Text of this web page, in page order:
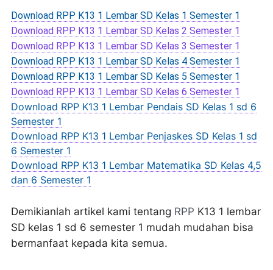
Download RPP K13 1 Lembar SD Kelas 1 Semester 1
Download RPP K13 1 Lembar SD Kelas 2 Semester 1
Download RPP K13 1 Lembar SD Kelas 3 Semester 1
Download RPP K13 1 Lembar SD Kelas 4 Semester 1
Download RPP K13 1 Lembar SD Kelas 5 Semester 1
Download RPP K13 1 Lembar SD Kelas 6 Semester 1
Download RPP K13 1 Lembar Pendais SD Kelas 1 sd 6
Semester 1
Download RPP K13 1 Lembar Penjaskes SD Kelas 1 sd
6 Semester 1
Download RPP K13 1 Lembar Matematika SD Kelas 4,5
dan 6 Semester 1
Demikianlah artikel kami tentang RPP K13 1 lembar
SD kelas 1 sd 6 semester 1 mudah mudahan bisa
bermanfaat kepada kita semua.